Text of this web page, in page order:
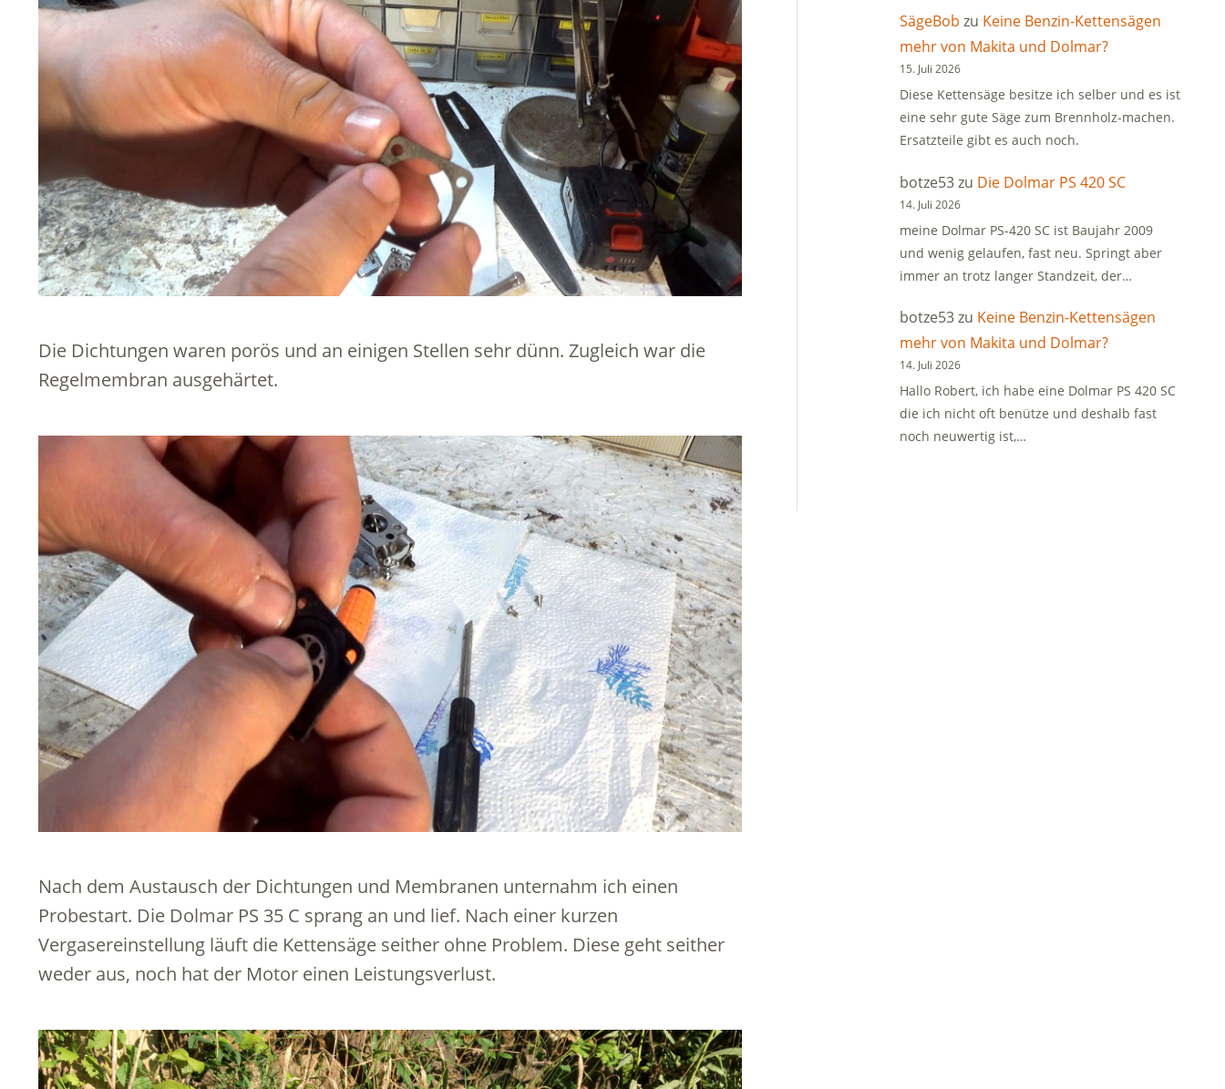
Die Dichtungen waren porös und an einigen Stellen sehr dünn. Zugleich war die
Regelmembran ausgehärtet.
Nach dem Austausch der Dichtungen und Membranen unternahm ich einen
Probestart. Die Dolmar PS 35 C sprang an und lief. Nach einer kurzen
Vergasereinstellung läuft die Kettensäge seither ohne Problem. Diese geht seither
weder aus, noch hat der Motor einen Leistungsverlust.
SägeBob zu Keine Benzin-Kettensägen
mehr von Makita und Dolmar?
15. Juli 2026
Diese Kettensäge besitze ich selber und es ist
eine sehr gute Säge zum Brennholz-machen.
Ersatzteile gibt es auch noch.
botze53zu Die Dolmar PS 420 SC
14. Juli 2026
meine Dolmar PS-420 SC ist Baujahr 2009
und wenig gelaufen, fast neu. Springt aber
immer an trotz langer Standzeit, der…
botze53zu Keine Benzin-Kettensägen
mehr von Makita und Dolmar?
14. Juli 2026
Hallo Robert, ich habe eine Dolmar PS 420 SC
die ich nicht oft benütze und deshalb fast
noch neuwertig ist,…